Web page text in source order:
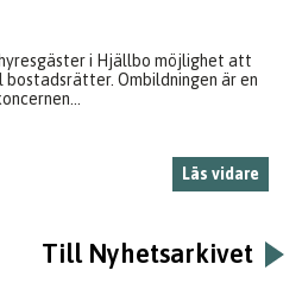
i Hjällbo möjlighet att
Ombildningen är en
Läs vidare
Till Nyhetsarkivet